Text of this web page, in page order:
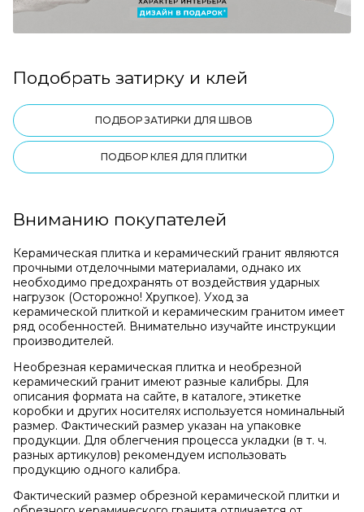
Подобрать затирку и клей
ПОДБОР ЗАТИРКИ ДЛЯ ШВОВ
ПОДБОР КЛЕЯ ДЛЯ ПЛИТКИ
Вниманию покупателей
Керамическая плитка и керамический гранит являются
прочными отделочными материалами, однако их
необходимо предохранять от воздействия ударных
нагрузок (Осторожно! Хрупкое). Уход за
керамической плиткой и керамическим гранитом имеет
ряд особенностей. Внимательно изучайте инструкции
производителей.
Необрезная керамическая плитка и необрезной
керамический гранит имеют разные калибры. Для
описания формата на сайте, в каталоге, этикетке
коробки и других носителях используется номинальный
размер. Фактический размер указан на упаковке
продукции. Для облегчения процесса укладки (в т. ч.
разных артикулов) рекомендуем использовать
продукцию одного калибра.
Фактический размер обрезной керамической плитки и